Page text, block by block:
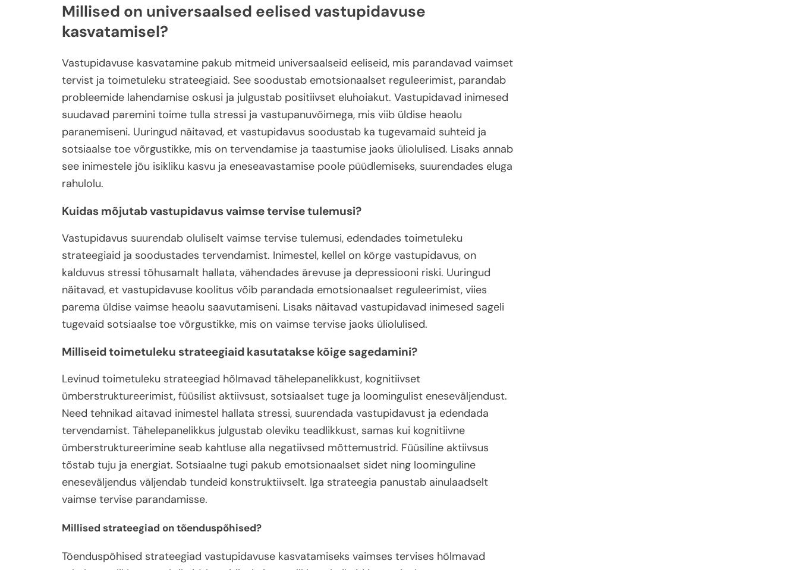
Millised on universaalsed eelised vastupidavuse
kasvatamisel?
Vastupidavuse kasvatamine pakub mitmeid universaalseid eeliseid, mis parandavad vaimset
tervist ja toimetuleku strateegiaid. See soodustab emotsionaalset reguleerimist, parandab
probleemide lahendamise oskusi ja julgustab positiivset eluhoiakut. Vastupidavad inimesed
suudavad paremini toime tulla stressi ja vastupanuvõimega, mis viib üldise heaolu
paranemiseni. Uuringud näitavad, et vastupidavus soodustab ka tugevamaid suhteid ja
sotsiaalse toe võrgustikke, mis on tervendamise ja taastumise jaoks üliolulised. Lisaks annab
see inimestele jõu isikliku kasvu ja eneseavastamise poole püüdlemiseks, suurendades eluga
rahulolu.
Kuidas mõjutab vastupidavus vaimse tervise tulemusi?
Vastupidavus suurendab oluliselt vaimse tervise tulemusi, edendades toimetuleku
strateegiaid ja soodustades tervendamist. Inimestel, kellel on kõrge vastupidavus, on
kalduvus stressi tõhusamalt hallata, vähendades ärevuse ja depressiooni riski. Uuringud
näitavad, et vastupidavuse koolitus võib parandada emotsionaalset reguleerimist, viies
parema üldise vaimse heaolu saavutamiseni. Lisaks näitavad vastupidavad inimesed sageli
tugevaid sotsiaalse toe võrgustikke, mis on vaimse tervise jaoks üliolulised.
Milliseid toimetuleku strateegiaid kasutatakse kõige sagedamini?
Levinud toimetuleku strateegiad hõlmavad tähelepanelikkust, kognitiivset
ümberstruktureerimist, füüsilist aktiivsust, sotsiaalset tuge ja loomingulist eneseväljendust.
Need tehnikad aitavad inimestel hallata stressi, suurendada vastupidavust ja edendada
tervendamist. Tähelepanelikkus julgustab oleviku teadlikkust, samas kui kognitiivne
ümberstruktureerimine seab kahtluse alla negatiivsed mõttemustrid. Füüsiline aktiivsus
tõstab tuju ja energiat. Sotsiaalne tugi pakub emotsionaalset sidet ning loominguline
eneseväljendus väljendab tundeid konstruktiivselt. Iga strateegia panustab ainulaadselt
vaimse tervise parandamisse.
Millised strateegiad on tõenduspõhised?
Tõenduspõhised strateegiad vastupidavuse kasvatamiseks vaimses tervises hõlmavad